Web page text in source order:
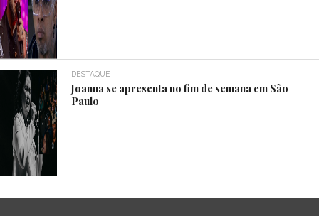
DESTAQUE
Joanna se apresenta no fim de semana em São
Paulo